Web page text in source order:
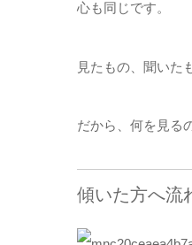
心も同じです。
見たもの、聞いた
だから、何を見る
傾いた方へ流